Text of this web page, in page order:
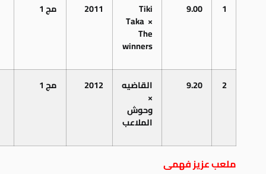
1
9.00
Tiki
Taka ×
The
winners
2011 مج 1
2
9.20 القاضيه
×
وحوش
الملاعب
2012 مج 1
ملعب عزيز فهمى